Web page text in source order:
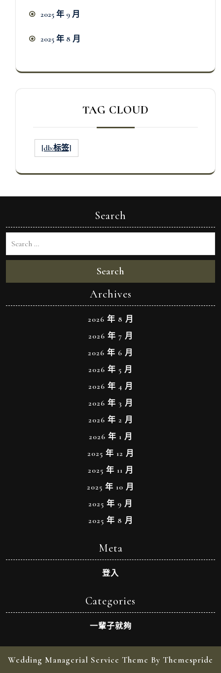
2025 年 9 月
2025 年 8 月
TAG CLOUD
[db:标签]
Search
Search
Archives
2026 年 8 月
2026 年 7 月
2026 年 6 月
2026 年 5 月
2026 年 4 月
2026 年 3 月
2026 年 2 月
2026 年 1 月
2025 年 12 月
2025 年 11 月
2025 年 10 月
2025 年 9 月
2025 年 8 月
Meta
登入
Categories
一輩子就夠
Wedding Managerial Service Theme By Themespride